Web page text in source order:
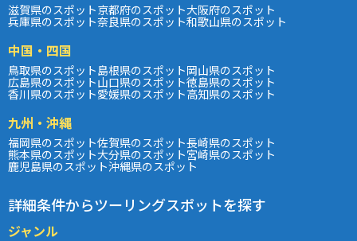
滋賀県のスポット京都府のスポット大阪府のスポット
兵庫県のスポット奈良県のスポット和歌山県のスポット
中国・四国
鳥取県のスポット島根県のスポット岡山県のスポット
広島県のスポット山口県のスポット徳島県のスポット
香川県のスポット愛媛県のスポット高知県のスポット
九州・沖縄
福岡県のスポット佐賀県のスポット長崎県のスポット
熊本県のスポット大分県のスポット宮崎県のスポット
鹿児島県のスポット沖縄県のスポット
詳細条件からツーリングスポットを探す
ジャンル